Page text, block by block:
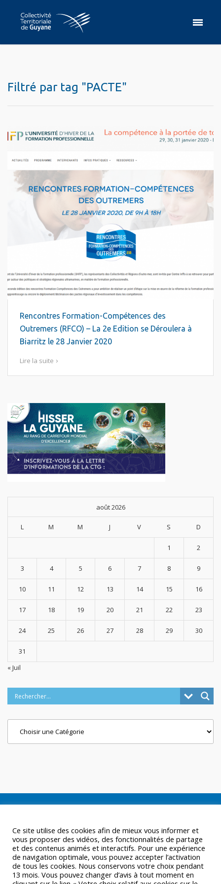
Filtré par tag "PACTE"
Rencontres Formation-Compétences des
Outremers (RFCO) – La 2e Edition se Déroulera à
Biarritz le 28 Janvier 2020
Lire la suite
août 2026
L M M J V S D
1 2
3 4 5 6 7 8 9
10 11 12 13 14 15 16
17 18 19 20 21 22 23
24 25 26 27 28 29 30
31
« Juil
Ce site utilise des cookies afin de mieux vous informer et
vous proposer des vidéos, des fonctionnalités de partage
et des contenus animés et interactifs. Pour une expérience
de navigation optimale, vous pouvez accepter l’activation
de tous les cookies. Nous conservons votre choix pendant
13 mois. Vous pouvez changer d’avis à tout moment en